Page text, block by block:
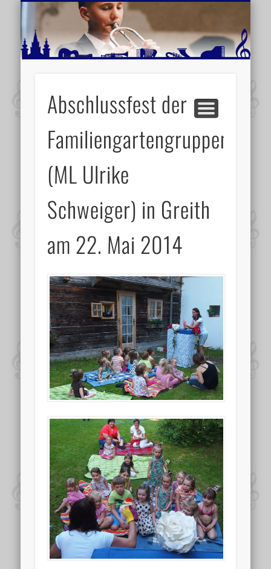
MUSIKSCHULE MARIAZELL
AKTUELLE BERICHTE
SCHULE
VIDEOS
VERANSTALTUNGSTIPPS
WEITERE INFORMATIONEN
Abschlussfest der
Familiengartengruppen
(ML Ulrike
Schweiger) in Greith
am 22. Mai 2014